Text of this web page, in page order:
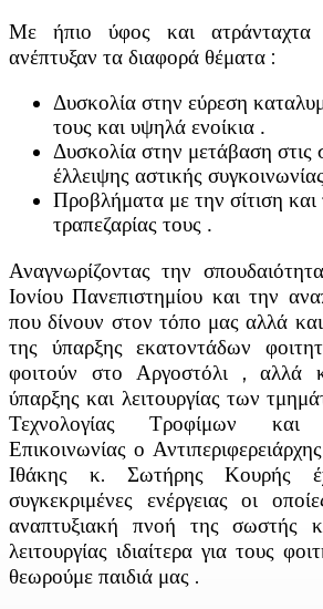
Με ήπιο ύφος και ατράνταχτα
ανέπτυξαν τα διαφορά θέματα :
Δυσκολία στην εύρεση
τους και υψηλά ενοίκια .
Δυσκολία στην μετάβαση στις
έλλειψης αστικής συγκοινωνίας
Προβλήματα με την σίτιση
τραπεζαρίας τους .
Αναγνωρίζοντας την
Ιονίου Πανεπιστημίου και την
που δίνουν στον τόπο μας αλλά
της ύπαρξης εκατοντάδων
φοιτούν στο Αργοστόλι , αλλά
ύπαρξης και λειτουργίας των
Τεχνολογίας Τροφίμων
Επικοινωνίας ο
Ιθάκης κ. Σωτήρης Κουρής
συγκεκριμένες ενέργειας οι
αναπτυξιακή πνοή της σωστής
λειτουργίας ιδιαίτερα για τους
θεωρούμε παιδιά μας .